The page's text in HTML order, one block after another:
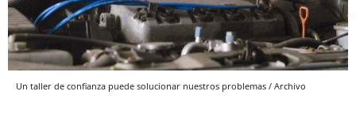
Un taller de confianza puede solucionar nuestros problemas / Archivo